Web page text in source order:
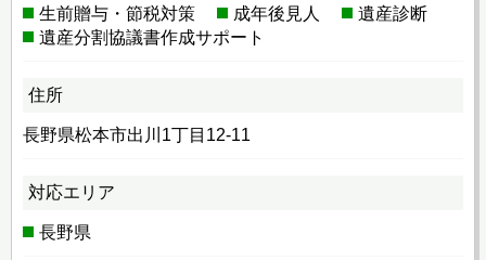
生前贈与・節税対策
成年後見人
遺産診断
遺産分割協議書作成サポート
住所
長野県松本市出川1丁目12-11
対応エリア
長野県